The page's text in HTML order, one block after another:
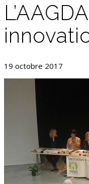
19 octobre 2017